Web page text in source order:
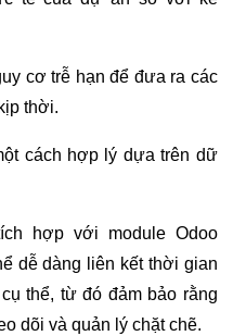
cơ trễ hạn để đưa ra các
thời.
cách hợp lý dựa trên dữ
hợp với module Odoo
dễ dàng liên kết thời gian
thể, từ đó đảm bảo rằng
dõi và quản lý chặt chẽ.